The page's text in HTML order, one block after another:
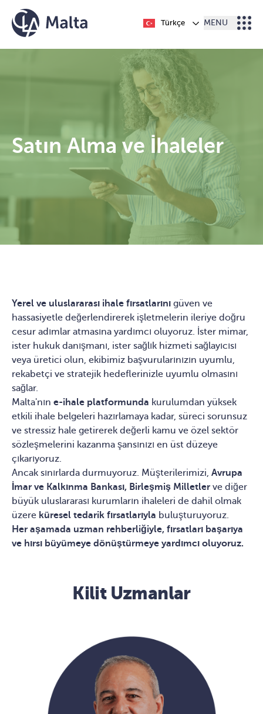
İçeriğe geç
Türkçe MENU
Satın Alma ve İhaleler
Yerel ve uluslararası ihale fırsatlarını güven ve
hassasiyetle değerlendirerek işletmelerin ileriye doğru
cesur adımlar atmasına yardımcı oluyoruz. İster mimar,
ister hukuk danışmanı, ister sağlık hizmeti sağlayıcısı
veya üretici olun, ekibimiz başvurularınızın uyumlu,
rekabetçi ve stratejik hedeflerinizle uyumlu olmasını
sağlar.
Malta'nın e-ihale platformunda kurulumdan yüksek
etkili ihale belgeleri hazırlamaya kadar, süreci sorunsuz
ve stressiz hale getirerek değerli kamu ve özel sektör
sözleşmelerini kazanma şansınızı en üst düzeye
çıkarıyoruz.
Ancak sınırlarda durmuyoruz. Müşterilerimizi, Avrupa
İmar ve Kalkınma Bankası, Birleşmiş Milletler ve diğer
büyük uluslararası kurumların ihaleleri de dahil olmak
üzere küresel tedarik fırsatlarıyla buluşturuyoruz.
Her aşamada uzman rehberliğiyle, fırsatları başarıya
ve hırsı büyümeye dönüştürmeye yardımcı oluyoruz.
Kilit Uzmanlar